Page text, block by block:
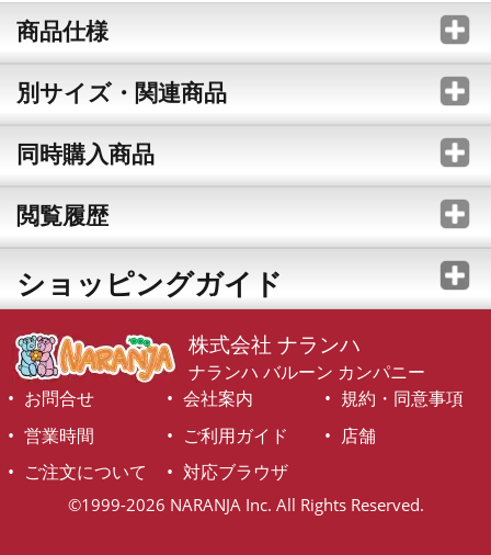
商品仕様
別サイズ・関連商品
同時購入商品
閲覧履歴
ショッピングガイド
株式会社 ナランハ
ナランハ バルーン カンパニー
お問合せ
会社案内
規約・同意事項
営業時間
ご利用ガイド
店舗
ご注文について
対応ブラウザ
©1999-2026 NARANJA Inc. All Rights Reserved.